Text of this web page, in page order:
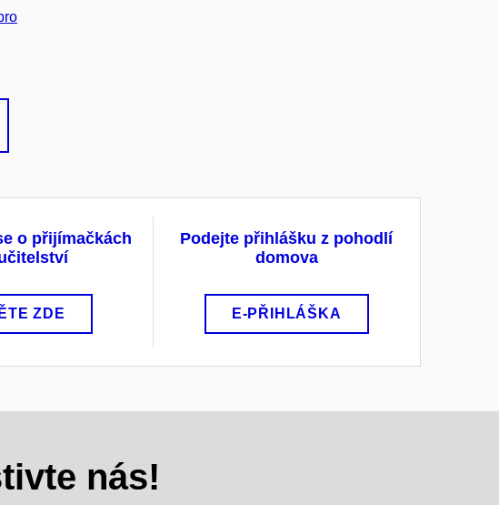
o přijímačkách
ZDE
Podejte přihlášku z pohodlí
domova
E-PŘIHLÁŠKA
nás!